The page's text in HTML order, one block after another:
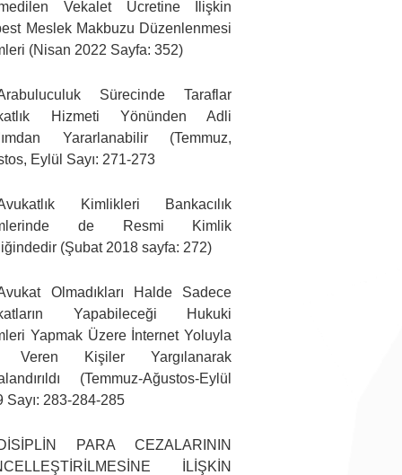
Vekalet Ücretine İlişkin
Meslek Makbuzu Düzenlenmesi
(Nisan 2022 Sayfa: 352)
Sürecinde Taraflar
Hizmeti Yönünden Adli
Yararlanabilir (Temmuz,
Eylül Sayı: 271-273
Kimlikleri Bankacılık
de Resmi Kimlik
(Şubat 2018 sayfa: 272)
Olmadıkları Halde Sadece
Yapabileceği Hukuki
Yapmak Üzere İnternet Yoluyla
Veren Kişiler Yargılanarak
(Temmuz-Ağustos-Eylül
Sayı: 283-284-285
PARA CEZALARININ
İLİŞKİN